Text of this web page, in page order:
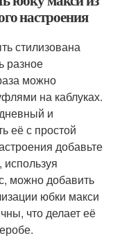
настроения
стилизована
разное
можно
на каблуках.
и
её с простой
добавьте
можно добавить
юбки макси
что делает её